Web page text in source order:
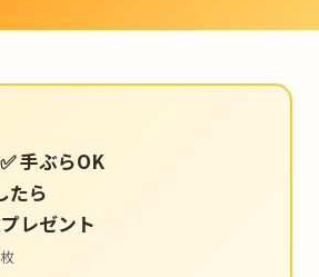
手ぶらOK
たら
レゼント